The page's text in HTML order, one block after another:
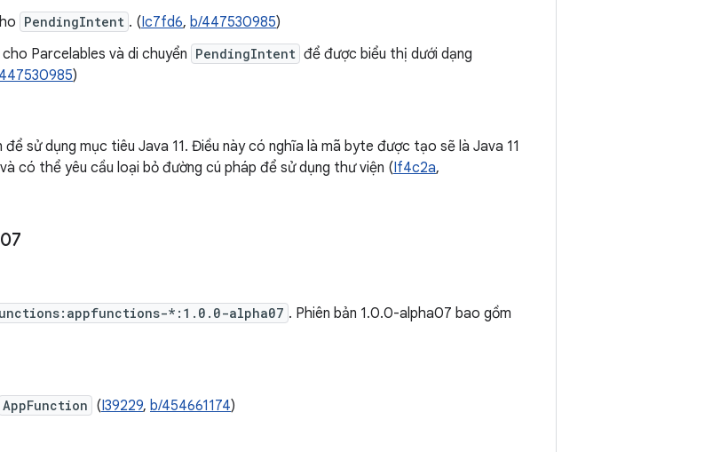
PendingIntent . (Ic7fd6, b/447530985)
Parcelables và di chuyển PendingIntent để được biểu thị dưới dạng
)
sử dụng mục tiêu Java 11. Điều này có nghĩa là mã byte được tạo sẽ là Java 11
có thể yêu cầu loại bỏ đường cú pháp để sử dụng thư viện (If4c2a,
*:1.0.0-alpha07 . Phiên bản 1.0.0-alpha07 bao gồm
AppFunction (I39229, b/454661174)